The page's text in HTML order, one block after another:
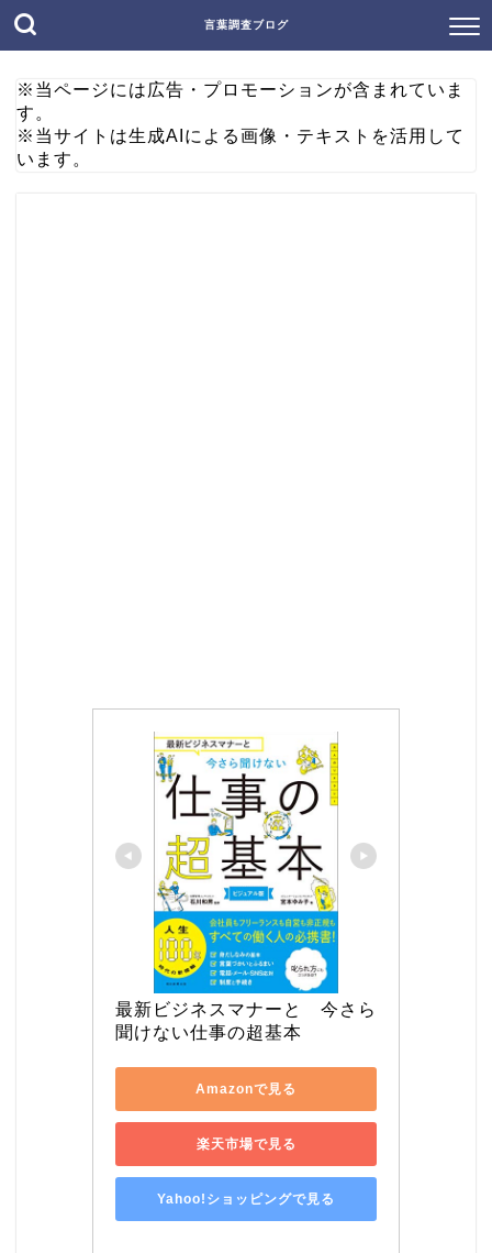
言葉調査ブログ
※当ページには広告・プロモーションが含まれていま
す。
※当サイトは生成AIによる画像・テキストを活用して
います。
最新ビジネスマナーと　今さら
聞けない仕事の超基本
Amazonで見る
楽天市場で見る
Yahoo!ショッピングで見る